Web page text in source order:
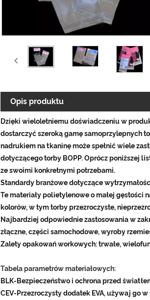
Opis produktu
Dzięki wieloletniemu doświadczeniu w
dostarczyć szeroką gamę samoprzylepnych
nadrukiem na tkaninę może spełnić wiele
dotyczącego torby BOPP. Oprócz poniższej
ze swoimi konkretnymi potrzebami.
Standardy branżowe dotyczące
Te materiały polietylenowe o małej gęstości
kolorów, w tym torby przezroczyste,
Najbardziej odpowiednie zastosowania w
złączne, części samochodowe, wyroby
Zalety opakowań workowych: trwałe,
Tabela parametrów materiałowych:
BLK-Bezpieczeństwo i ochrona przed
CEV-Przezroczysty dodatek EVA, używaj go